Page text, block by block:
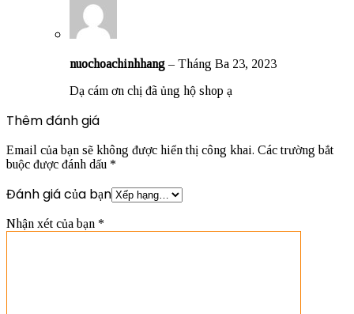
nuochoachinhhang – Tháng Ba 23, 2023
Dạ cám ơn chị đã ủng hộ shop ạ
Thêm đánh giá
Email của bạn sẽ không được hiển thị công khai. Các trường bắt
buộc được đánh dấu *
Đánh giá của bạn
Nhận xét của bạn *